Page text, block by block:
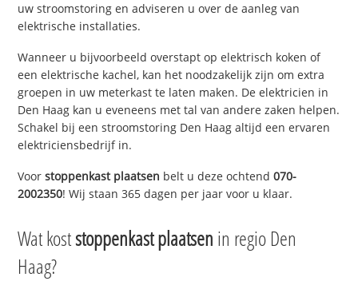
uw stroomstoring en adviseren u over de aanleg van
elektrische installaties.
Wanneer u bijvoorbeeld overstapt op elektrisch koken of
een elektrische kachel, kan het noodzakelijk zijn om extra
groepen in uw meterkast te laten maken. De elektricien in
Den Haag kan u eveneens met tal van andere zaken helpen.
Schakel bij een stroomstoring Den Haag altijd een ervaren
elektriciensbedrijf in.
Voorstoppenkast plaatsen belt u deze ochtend070-
2002350! Wij staan 365 dagen per jaar voor u klaar.
Wat koststoppenkast plaatsen in regio Den
Haag?